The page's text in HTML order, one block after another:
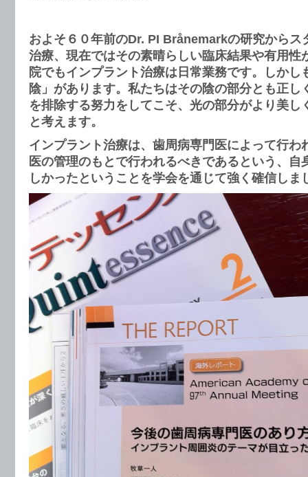
およそ６０年前のDr. PI Brånemarkの研究からス
治療、現在ではその素晴らしい臨床結果や有用性
院でもインプラント治療は日常業務です。しかし
陰」があります。私たちはその陰の部分とも正し
を排除する努力をしてこそ、光の部分がより美し
と考えます。
インプラント治療は、歯周病専門医によって行わ
医の管理のもとで行われるべきであるという、自
しかったということを学会を通じて強く確信しま